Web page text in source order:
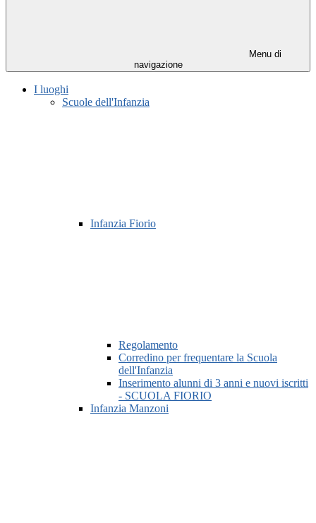
Menu di
navigazione
I luoghi
Scuole dell'Infanzia
Infanzia Fiorio
Regolamento
Corredino per frequentare la Scuola
dell'Infanzia
Inserimento alunni di 3 anni e nuovi iscritti
- SCUOLA FIORIO
Infanzia Manzoni